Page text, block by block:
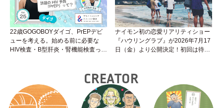
22歳GOGOBOYダイゴ、PrEPデビ
ューを考える。始める前に必要な
HIV検査・B型肝炎・腎機能検査っ
生に聞けばイイ！（Vol.25）
ナイモン初の恋愛リアリティショー
『ハウリングラブ』が2026年7月17
日（金）より公開決定！初回は待望
CREATOR